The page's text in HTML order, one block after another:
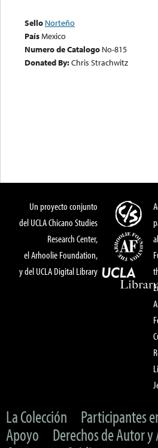
Sello Norteño
PaísMexico
Numero de Catalogo No-815
Donated By:Chris Strachwitz
Un proyecto conjunto
del UCLA Chicano Studies
Research Center,
el Arhoolie Foundation,
y del UCLA Digital Library
La Colección
Participantes
Apoyo
Derechos de Autor y